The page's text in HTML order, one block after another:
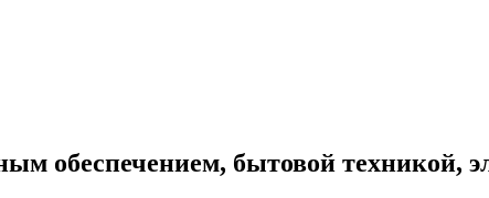
обеспечением, бытовой техникой,